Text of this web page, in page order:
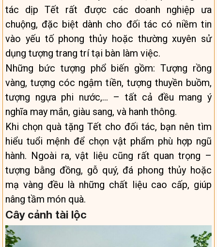
tác dịp Tết rất được các doanh nghiệp ưa
chuộng, đặc biệt dành cho đối tác có niềm tin
vào yếu tố phong thủy hoặc thường xuyên sử
dụng tượng trang trí tại bàn làm việc.
Những bức tượng phổ biến gồm: Tượng rồng
vàng, tượng cóc ngậm tiền, tượng thuyền buồm,
tượng ngựa phi nước,… – tất cả đều mang ý
nghĩa may mắn, giàu sang, và hanh thông.
Khi chọn quà tặng Tết cho đối tác, bạn nên tìm
hiểu tuổi mệnh để chọn vật phẩm phù hợp ngũ
hành. Ngoài ra, vật liệu cũng rất quan trọng –
tượng bằng đồng, gỗ quý, đá phong thủy hoặc
mạ vàng đều là những chất liệu cao cấp, giúp
nâng tầm món quà.
Cây cảnh tài lộc